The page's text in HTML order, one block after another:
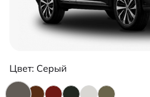
Цвет: Серый